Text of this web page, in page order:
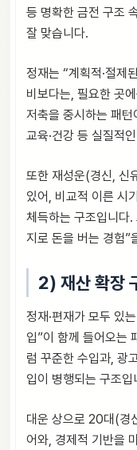
등 명확한 금전 구조
잘 맞습니다.
정재는 “계획적·절제
비보다는, 필요한 곳
저축을 중시하는 패턴
교육·건강 등 실질적
또한 재성운(경신, 신
있어, 비교적 이른 시
체득하는 구조입니다.
지로 돈을 버는 경험”
2) 재산 확장
정재·편재가 모두 있
입”이 함께 들어오는
럼 꾸준한 수입과, 광
입이 병행되는 구조입
대운 상으로 20대(경
어와, 경제적 기반을